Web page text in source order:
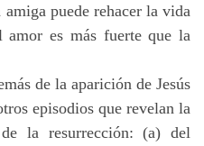
puede rehacer la vida
amor es más fuerte que la
de la aparición de Jesús
episodios que revelan la
la resurrección: (a) del